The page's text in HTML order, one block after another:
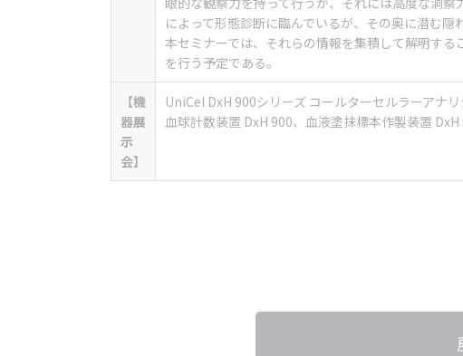
によって形態診断に臨んでいるが、その奥に潜む隠
本セミナーでは、それらの情報を集積して解明す
を行う予定である。
【機
器展
示
会】
UniCel DxH 900シリーズ コールターセルラーアナ
血球計数装置 DxH 900、血液塗抹標本作製装置 DxH